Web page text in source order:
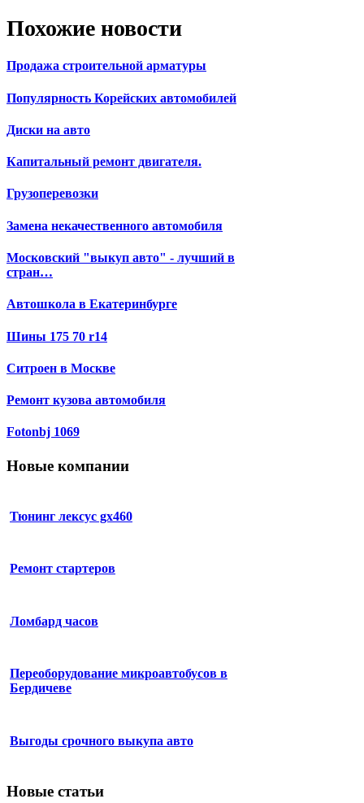
Похожие новости
Продажа строительной арматуры
Популярность Корейских автомобилей
Диски на авто
Капитальный ремонт двигателя.
Грузоперевозки
Замена некачественного автомобиля
Московский "выкуп авто" - лучший в
стран…
Автошкола в Екатеринбурге
Шины 175 70 r14
Ситроен в Москве
Ремонт кузова автомобиля
Fotonbj 1069
Новые компании
Тюнинг лексус gx460
Ремонт стартеров
Ломбард часов
Переоборудование микроавтобусов в
Бердичеве
Выгоды срочного выкупа авто
Новые статьи